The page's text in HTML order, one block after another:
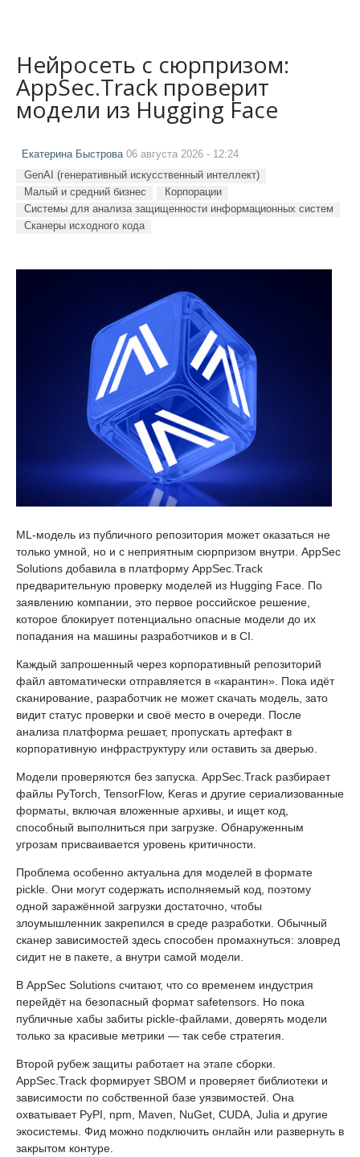
Нейросеть с сюрпризом:
AppSec.Track проверит
модели из Hugging Face
Екатерина Быстрова06 августа 2026 - 12:24
GenAI (генеративный искусственный интеллект)
Малый и средний бизнес
Корпорации
Системы для анализа защищенности информационных систем
Сканеры исходного кода
ML-модель из публичного репозитория может оказаться не
только умной, но и с неприятным сюрпризом внутри. AppSec
Solutions добавила в платформу AppSec.Track
предварительную проверку моделей из Hugging Face. По
заявлению компании, это первое российское решение,
которое блокирует потенциально опасные модели до их
попадания на машины разработчиков и в CI.
Каждый запрошенный через корпоративный репозиторий
файл автоматически отправляется в «карантин». Пока идёт
сканирование, разработчик не может скачать модель, зато
видит статус проверки и своё место в очереди. После
анализа платформа решает, пропускать артефакт в
корпоративную инфраструктуру или оставить за дверью.
Модели проверяются без запуска. AppSec.Track разбирает
файлы PyTorch, TensorFlow, Keras и другие сериализованные
форматы, включая вложенные архивы, и ищет код,
способный выполниться при загрузке. Обнаруженным
угрозам присваивается уровень критичности.
Проблема особенно актуальна для моделей в формате
pickle. Они могут содержать исполняемый код, поэтому
одной заражённой загрузки достаточно, чтобы
злоумышленник закрепился в среде разработки. Обычный
сканер зависимостей здесь способен промахнуться: зловред
сидит не в пакете, а внутри самой модели.
В AppSec Solutions считают, что со временем индустрия
перейдёт на безопасный формат safetensors. Но пока
публичные хабы забиты pickle-файлами, доверять модели
только за красивые метрики — так себе стратегия.
Второй рубеж защиты работает на этапе сборки.
AppSec.Track формирует SBOM и проверяет библиотеки и
зависимости по собственной базе уязвимостей. Она
охватывает PyPI, npm, Maven, NuGet, CUDA, Julia и другие
экосистемы. Фид можно подключить онлайн или развернуть в
закрытом контуре.